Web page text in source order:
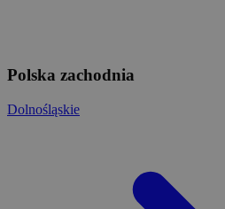
Polska zachodnia
Dolnośląskie